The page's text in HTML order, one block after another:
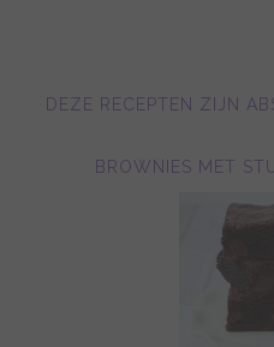
DEZE RECEPTEN ZIJN
BROWNIES MET